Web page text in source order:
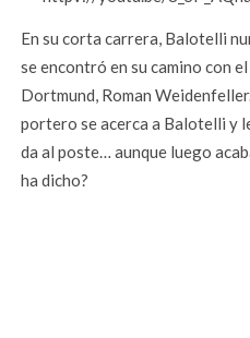
En su corta carrera, Balotelli
se encontró en su camino con
Dortmund, Roman
portero se acerca a Balotelli y
da al poste… aunque luego
ha dicho?